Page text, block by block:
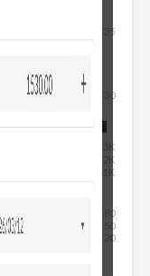
30
35
2026/08/07
1K
2K
3K
20
50
80